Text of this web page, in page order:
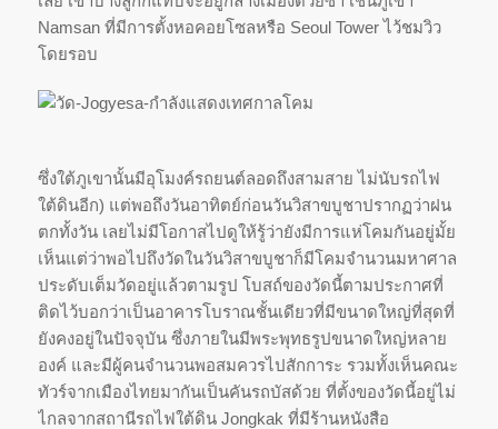
Namsan ที่มีการตั้งหอคอยโซลหรือ Seoul Tower ไว้ชมวิว
โดยรอบ
ซึ่งใต้ภูเขานั้นมีอุโมงค์รถยนต์ลอดถึงสามสาย ไม่นับรถไฟ
ใต้ดินอีก) แต่พอถึงวันอาทิตย์ก่อนวันวิสาขบูชาปรากฏว่าฝน
ตกทั้งวัน เลยไม่มีโอกาสไปดูให้รู้ว่ายังมีการแห่โคมกันอยู่มั้ย
เห็นแต่ว่าพอไปถึงวัดในวันวิสาขบูชาก็มีโคมจำนวนมหาศาล
ประดับเต็มวัดอยู่แล้วตามรูป โบสถ์ของวัดนี้ตามประกาศที่
ติดไว้บอกว่าเป็นอาคารโบราณชั้นเดียวที่มีขนาดใหญ่ที่สุดที่
ยังคงอยู่ในปัจจุบัน ซึ่งภายในมีพระพุทธรูปขนาดใหญ่หลาย
องค์ และมีผู้คนจำนวนพอสมควรไปสักการะ รวมทั้งเห็นคณะ
ทัวร์จากเมืองไทยมากันเป็นคันรถบัสด้วย ที่ตั้งของวัดนี้อยู่ไม่
ไกลจากสถานีรถไฟใต้ดิน Jongkak ที่มีร้านหนังสือ